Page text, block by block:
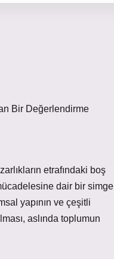
Bir Değerlendirme
etrafındaki boş
dair bir simge
yapının ve çeşitli
aslında toplumun